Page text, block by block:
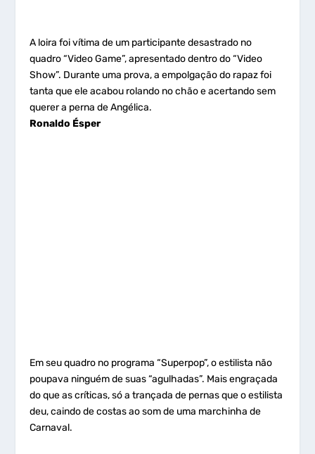
A loira foi vítima de um participante desastrado no
quadro “Video Game”, apresentado dentro do “Video
Show”. Durante uma prova, a empolgação do rapaz foi
tanta que ele acabou rolando no chão e acertando sem
querer a perna de Angélica.
Ronaldo Ésper
Em seu quadro no programa “Superpop”, o estilista não
poupava ninguém de suas “agulhadas”. Mais engraçada
do que as críticas, só a trançada de pernas que o estilista
deu, caindo de costas ao som de uma marchinha de
Carnaval.